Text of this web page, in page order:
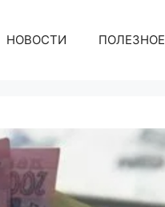
НОВОСТИ ПОЛЕЗНОЕ